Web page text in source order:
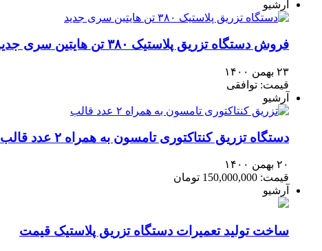
آرشیو
فروش دستگاه تزریق پلاستیک ۳۸۰ تن هایتین سری جدید
۲۳ بهمن ۱۴۰۰
قیمت: توافقی
آرشیو
دستگاه تزریق کنتاکتوری تامسون به همراه ۲ عدد قالب
۲۰ بهمن ۱۴۰۰
قیمت: 150,000,000 تومان
آرشیو
ساخت تولید تعمیرات دستگاه تزریق پلاستیک قیمت